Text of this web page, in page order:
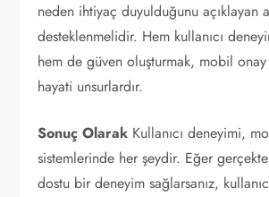
neden ihtiyaç duyulduğunu açıklayan
desteklenmelidir. Hem kullanıcı
hem de güven oluşturmak, mobil
hayati unsurlardır.
Sonuç Olarak Kullanıcı deneyimi,
sistemlerinde her şeydir. Eğer
dostu bir deneyim sağlarsanız,